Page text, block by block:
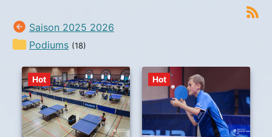
Saison 2025 2026
Podiums (18)
Hot Hot